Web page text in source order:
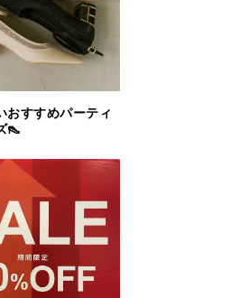
おすすめパーティ
👠